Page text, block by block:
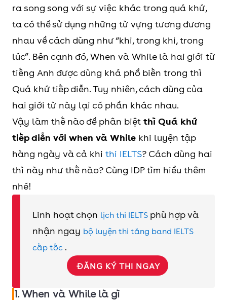
ra song song với sự việc khác trong quá khứ,
ta có thể sử dụng những từ vựng tương đương
nhau về cách dùng như “khi, trong khi, trong
lúc”. Bên cạnh đó, When và While là hai giới từ
tiếng Anh được dùng khá phổ biến trong thì
Quá khứ tiếp diễn. Tuy nhiên, cách dùng của
hai giới từ này lại có phần khác nhau.
Vậy làm thế nào để phân biệt thì Quá khứ
tiếp diễn với when và While khi luyện tập
hàng ngày và cả khi thi IELTS? Cách dùng hai
thì này như thế nào? Cùng IDP tìm hiểu thêm
nhé!
Linh hoạt chọn lịch thi IELTS phù hợp và
nhận ngay bộ luyện thi tăng band IELTS
cấp tốc .
ĐĂNG KÝ THI NGAY
1. When và While là gì